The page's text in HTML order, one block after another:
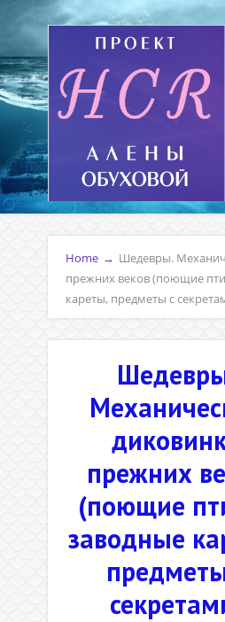
Home → Шедевры.
прежних веков (поющие
кареты, предметы с
прежних
(поющие
заводные